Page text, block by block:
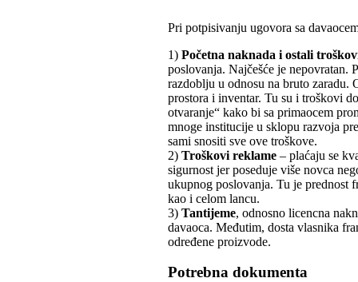
Pri potpisivanju ugovora sa
1) Početna naknada i ostali
poslovanja. Najčešće je nepovratan.
razdoblju u odnosu na bruto zaradu.
prostora i inventar. Tu su i troškovi
otvaranje“ kako bi sa primaocem
mnoge institucije u sklopu razvoja
sami snositi sve ove troškove.
2) Troškovi reklame – plaćaju se
sigurnost jer poseduje više novca
ukupnog poslovanja. Tu je prednost
kao i celom lancu.
3) Tantijeme, odnosno licencna
davaoca. Međutim, dosta vlasnika
određene proizvode.
Potrebna dokumenta